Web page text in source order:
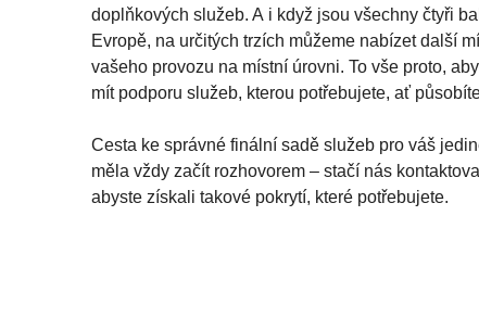
doplňkových služeb. A i když jsou všechny čtyři
Evropě, na určitých trzích můžeme nabízet další
vašeho provozu na místní úrovni. To vše proto,
mít podporu služeb, kterou potřebujete, ať
Cesta ke správné finální sadě služeb pro váš
měla vždy začít rozhovorem – stačí nás
abyste získali takové pokrytí, které potřebujete.